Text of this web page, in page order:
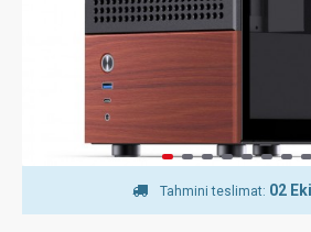
Tahmini teslimat: 02